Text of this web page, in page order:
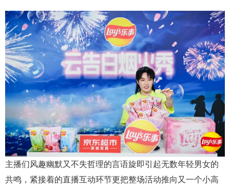
主播们风趣幽默又不失哲理的言语旋即引起无数年轻男女的
共鸣，紧接着的直播互动环节更把整场活动推向又一个小高